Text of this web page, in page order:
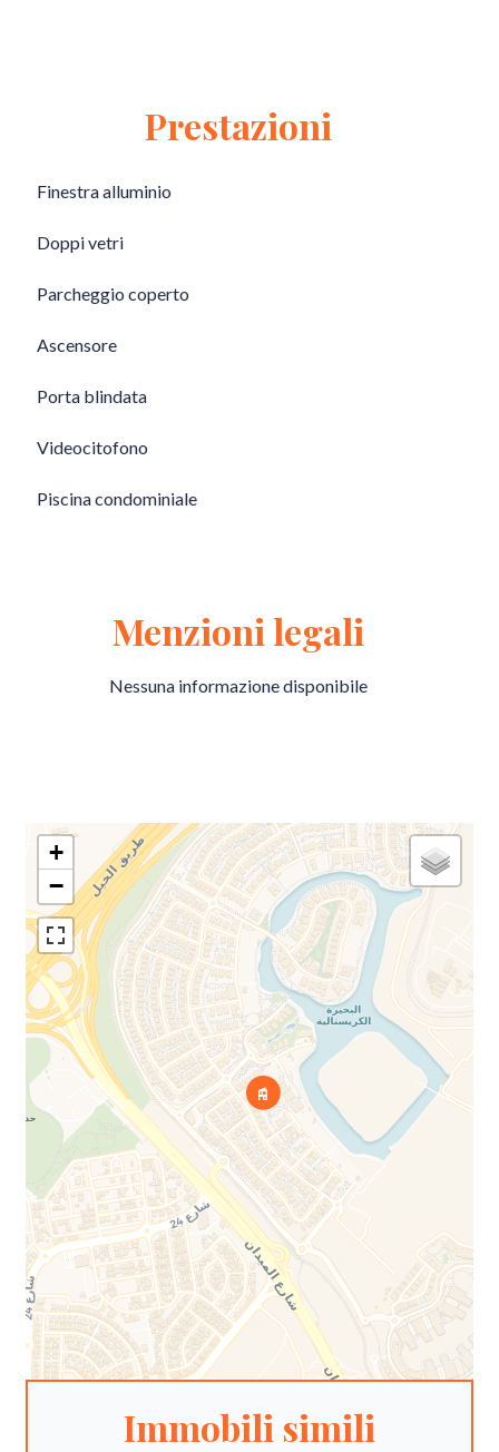
Prestazioni
Finestra alluminio
Doppi vetri
Parcheggio coperto
Ascensore
Porta blindata
Videocitofono
Piscina condominiale
Menzioni legali
Nessuna informazione disponibile
+
−
Immobili simili